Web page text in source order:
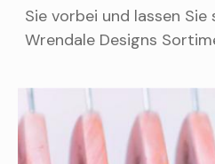
Sie vorbei und lassen Sie
Wrendale Designs